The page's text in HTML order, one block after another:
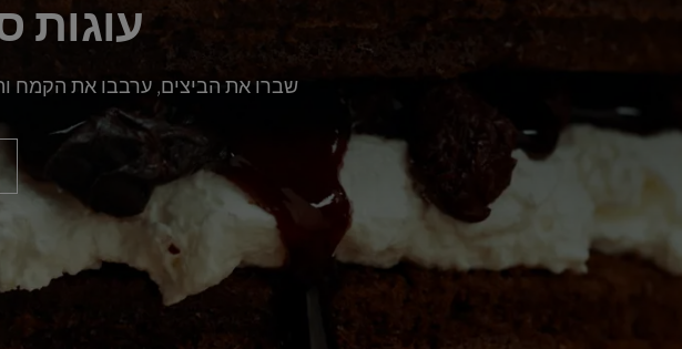
עוגות
שברו את הביצים, ערבבו את הקמח